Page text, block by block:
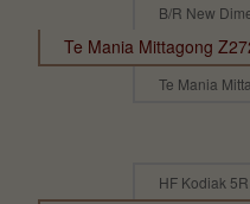
B/R New
Te Mania Mittagong
Te Mania
HF Kodiak